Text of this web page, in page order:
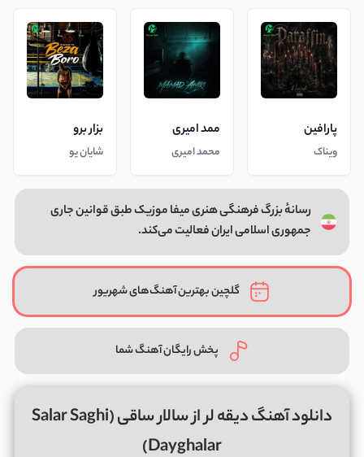
پارافین
ویناک
ممد امیری
محمد امیری
بزار برو
شایان یو
رسانهٔ بزرگ فرهنگی هنری میفا موزیک طبق قوانین جاری
جمهوری اسلامی ایران فعالیت می‌کند.
گلچین بهترین آهنگ‌های شهریور
پخش رایگان آهنگ شما
دانلود آهنگ دیقه لر از سالار ساقی (Salar Saghi
Dayghalar)